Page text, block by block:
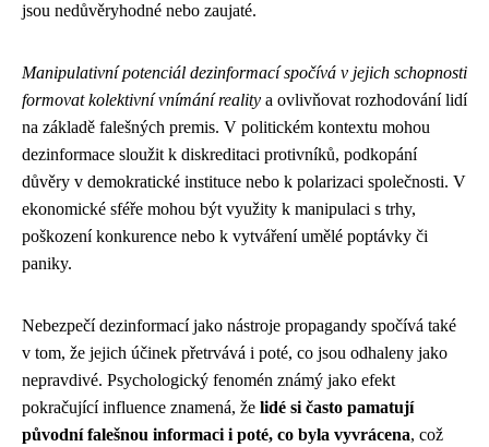
jsou nedůvěryhodné nebo zaujaté.
Manipulativní potenciál dezinformací spočívá v jejich schopnosti
formovat kolektivní vnímání reality a ovlivňovat rozhodování lidí
na základě falešných premis. V politickém kontextu mohou
dezinformace sloužit k diskreditaci protivníků, podkopání
důvěry v demokratické instituce nebo k polarizaci společnosti. V
ekonomické sféře mohou být využity k manipulaci s trhy,
poškození konkurence nebo k vytváření umělé poptávky či
paniky.
Nebezpečí dezinformací jako nástroje propagandy spočívá také
v tom, že jejich účinek přetrvává i poté, co jsou odhaleny jako
nepravdivé. Psychologický fenomén známý jako efekt
pokračující influence znamená, že lidé si často pamatují
původní falešnou informaci i poté, co byla vyvrácena, což